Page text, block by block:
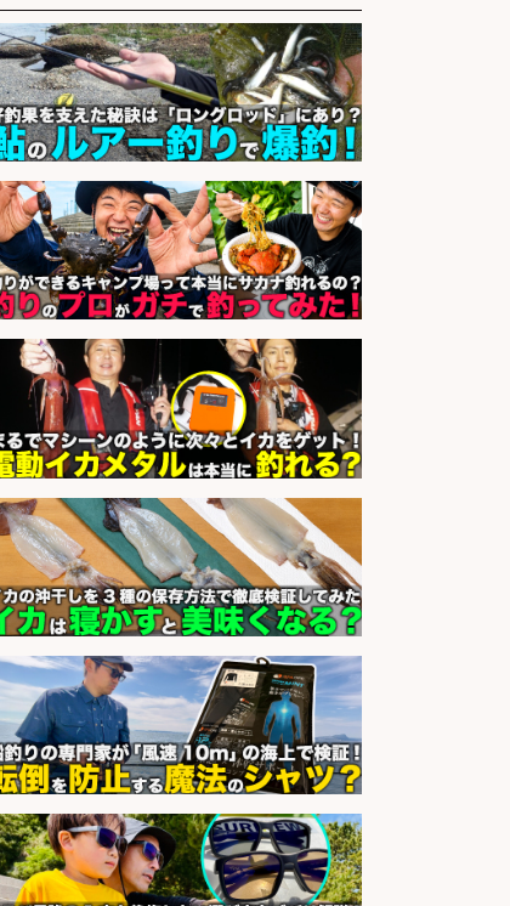
日勤務可/営業事務/軽作業
会社名 株式会社パソナ
sponsored by 求人ボックス
魚のプロとして活躍食を支える「鮮
魚加工・販売スタッフ」
会社名 株式会社一号舘
sponsored by 求人ボックス
レジカウンター/お釣りの計算不要
の簡単レジ 未経験も安心の研修あり
1日2h
会社名 オーケー株式会社
sponsored by 求人ボックス
魚をさばける方必見「鮮魚部門スタ
ッフ」/3つの働き方が選べる
会社名 株式会社旬
sponsored by 求人ボックス
レジカウンター/お釣りの計算不要
の簡単レジ 未経験も安心の研修あり
1日2h
会社名 オーケー株式会社
sponsored by 求人ボックス
レジカウンター/夕方勤務で時給UP